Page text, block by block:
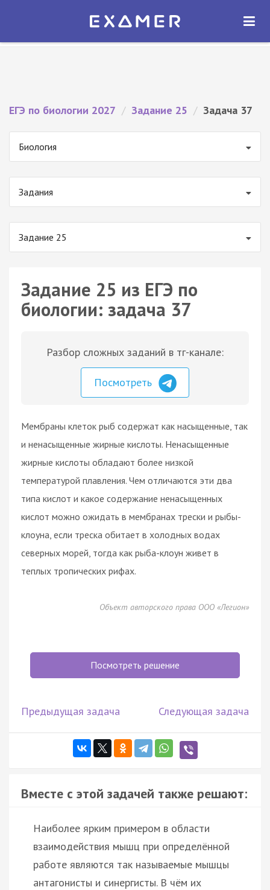
Экзамер — ЕГЭ 2027
ОТКРЫТЬ
ЕГЭ по биологии 2027 / Задание 25 / Задача 37
Биология
Задания
Задание 25
Задание 25 из ЕГЭ по
биологии: задача 37
Разбор сложных заданий в тг-канале:
Посмотреть
Мембраны клеток рыб содержат как насыщенные, так
и ненасыщенные жирные кислоты. Ненасыщенные
жирные кислоты обладают более низкой
температурой плавления. Чем отличаются эти два
типа кислот и какое содержание ненасыщенных
кислот можно ожидать в мембранах трески и рыбы-
клоуна, если треска обитает в холодных водах
северных морей, тогда как рыба-клоун живет в
теплых тропических рифах.
Объект авторского права ООО «Легион»
Посмотреть решение
Предыдущая задача Следующая задача
Вместе с этой задачей также решают:
Наиболее ярким примером в области
взаимодействия мышц при определённой
работе являются так называемые мышцы
антагонисты и синергисты. В чём их